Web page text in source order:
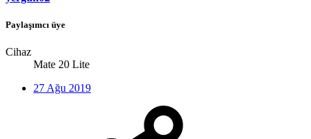
Paylaşımcı üye
Cihaz
Mate 20 Lite
27 Ağu 2019